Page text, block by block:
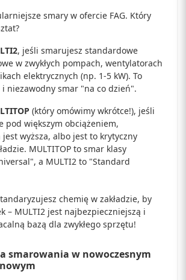
smary w ofercie FAG. Który
, jeśli smarujesz standardowe
w zwykłych pompach, wentylatorach
elektrycznych (np. 1-5 kW). To
niezawodny smar "na co dzień".
(który omówimy wkrótce!), jeśli
pod większym obciążeniem,
wyższa, albo jest to krytyczny
MULTITOP to smar klasy
a MULTI2 to "Standard
chemię w zakładzie, by
– MULTI2 jest najbezpieczniejszą i
bazą dla zwykłego sprzętu!
smarowania w nowoczesnym